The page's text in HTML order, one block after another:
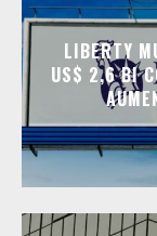
LIBERTY
US$ 2,6 BI